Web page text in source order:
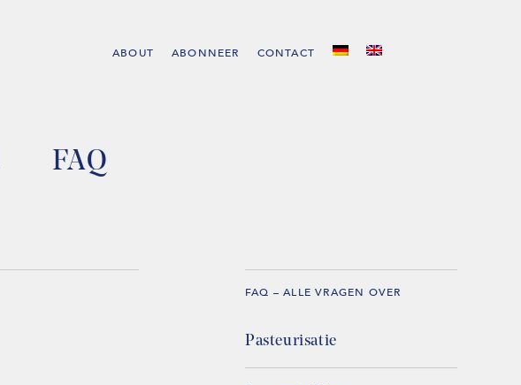
ABOUT ABONNEER CONTACT
FAQ
FAQ – ALLE VRAGEN OVER
Pasteurisatie